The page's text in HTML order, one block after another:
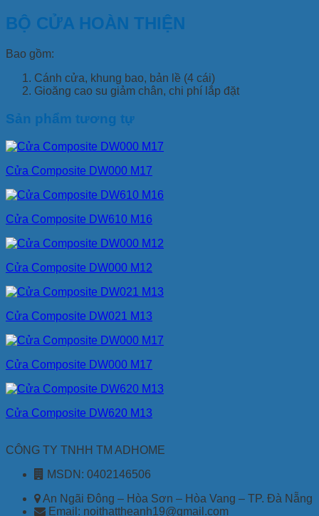
BỘ CỬA HOÀN THIỆN
Bao gồm:
Cánh cửa, khung bao, bản lề (4 cái)
Gioăng cao su giảm chân, chi phí lắp đặt
Sản phẩm tương tự
Cửa Composite DW000 M17
Cửa Composite DW610 M16
Cửa Composite DW000 M12
Cửa Composite DW021 M13
Cửa Composite DW000 M17
Cửa Composite DW620 M13
CÔNG TY TNHH TM ADHOME
MSDN: 0402146506
An Ngãi Đông – Hòa Sơn – Hòa Vang – TP. Đà Nẵng
Email: noithattheanh19@gmail.com